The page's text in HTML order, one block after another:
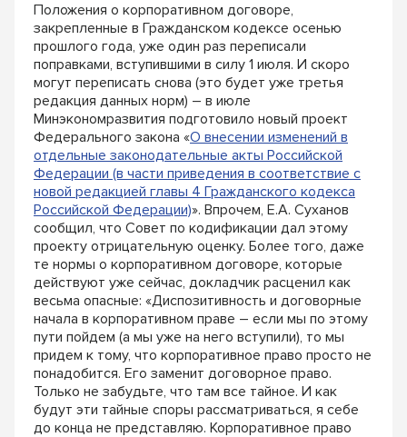
Положения о корпоративном договоре,
закрепленные в Гражданском кодексе осенью
прошлого года, уже один раз переписали
поправками, вступившими в силу 1 июля. И скоро
могут переписать снова (это будет уже третья
редакция данных норм) – в июле
Минэкономразвития подготовило новый проект
Федерального закона «О внесении изменений в
отдельные законодательные акты Российской
Федерации (в части приведения в соответствие с
новой редакцией главы 4 Гражданского кодекса
Российской Федерации)». Впрочем, Е.А. Суханов
сообщил, что Совет по кодификации дал этому
проекту отрицательную оценку. Более того, даже
те нормы о корпоративном договоре, которые
действуют уже сейчас, докладчик расценил как
весьма опасные: «Диспозитивность и договорные
начала в корпоративном праве – если мы по этому
пути пойдем (а мы уже на него вступили), то мы
придем к тому, что корпоративное право просто не
понадобится. Его заменит договорное право.
Только не забудьте, что там все тайное. И как
будут эти тайные споры рассматриваться, я себе
до конца не представляю. Корпоративное право